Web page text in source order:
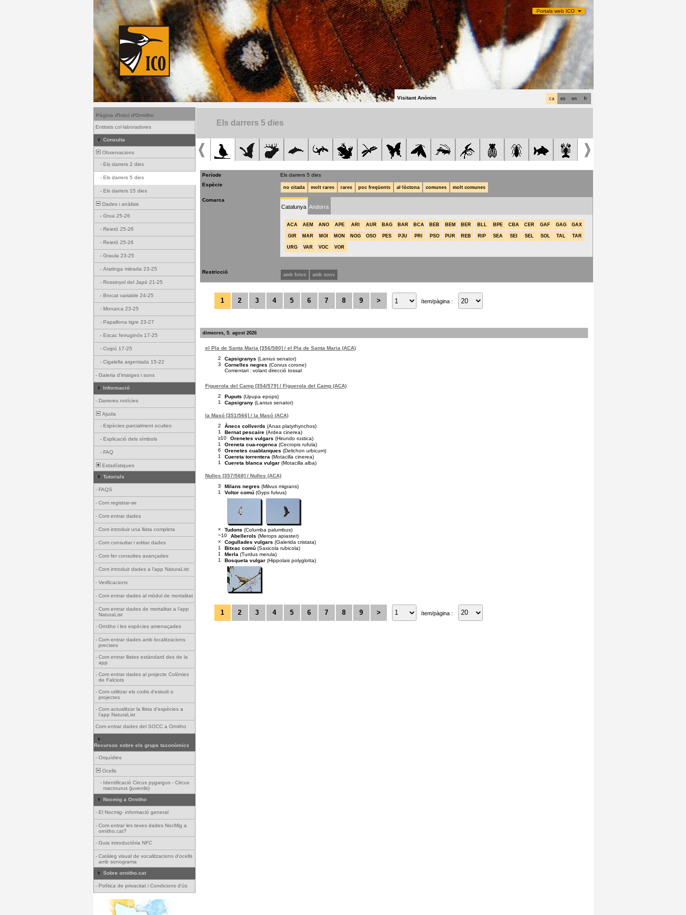
Portals web ICO
fr
en
es
ca
Visitant Anònim
Pàgina d'inici d'Ornitho
Entitats col·laboradores
Consulta
Observacions
- Els darrers 2 dies
- Els darrers 5 dies
- Els darrers 15 dies
Dades i anàlisis
- Grua 25-26
- Reietó 25-26
- Reietó 25-26
- Graula 23-25
- Aratinga mitrada 23-25
- Rossinyol del Japó 21-25
- Brocat variable 24-25
- Monarca 23-25
- Papallona tigre 23-27
- Escac ferruginós 17-25
- Coipú 17-25
- Cigalella argentada 15-22
- Galeria d'imatges i sons
Informació
- Darreres notícies
Ajuda
- Espècies parcialment ocultes
- Explicació dels símbols
- FAQ
Estadístiques
Tutorials
- FAQS
- Com registrar-se
- Com entrar dades
- Com introduir una llista completa
- Com consultar i editar dades
- Com fer consultes avançades
- Com introduir dades a l'app NaturaList
- Verificacions
- Com entrar dades al mòdul de mortalitat
- Com entrar dades de mortalitat a l'app
NaturaList
- Ornitho i les espècies amenaçades
- Com entrar dades amb localitzacions
precises
- Com entrar llistes estàndard des de la
app
- Com entrar dades al projecte Colònies
de Falciots
- Com utilitzar els codis d'estudi o
projectes
- Com actualitzar la llista d'espècies a
l'app NaturaList
Com entrar dades del SOCC a Ornitho
Recursos sobre els grups taxonòmics
- Orquídies
Ocells
- Identificació Circus pygargus - Circus
macrourus (juvenils)
Nocmig a Ornitho
- El Nocmig- informació general
- Com entrar les teves dades NocMig a
ornitho.cat?
- Guia introductòria NFC
- Catàleg visual de vocalitzacions d'ocells
amb sonograma
Sobre ornitho.cat
- Política de privacitat i Condicions d'ús
Els darrers 5 dies
Període
Els darrers 5 dies
Espècie
no citada molt rares rares poc freqüents al·lòctona comunes molt comunes
Comarca
Catalunya Andorra
ACA AEM ANO APE ARI AUR BAG BAR BCA BEB BEM BER BLL BPE CBA CER GAF GAG GAX
GIR MAR MOI MON NOG OSO PES PJU PRI PSO PUR REB RIP SEA SEI SEL SOL TAL TAR
URG VAR VOC VOR
Restricció amb fotos amb sons
1 2 3 4 5 6 7 8 9 > ítem/pàgina :
dimecres, 5. agost 2026
el Pla de Santa Maria [356/580] / el Pla de Santa Maria (ACA)
2
Capsigranys (Lanius senator)
3
Cornelles negres (Corvus corone)
Comentari : volant direcció tossal
Figuerola del Camp [354/579] / Figuerola del Camp (ACA)
2
Puputs (Upupa epops)
1
Capsigrany (Lanius senator)
la Masó [351/566] / la Masó (ACA)
2
Ànecs collverds (Anas platyrhynchos)
1
Bernat pescaire (Ardea cinerea)
≥10
Orenetes vulgars (Hirundo rustica)
1
Oreneta cua-rogenca (Cecropis rufula)
6
Orenetes cuablanques (Delichon urbicum)
1
Cuereta torrentera (Motacilla cinerea)
1
Cuereta blanca vulgar (Motacilla alba)
Nulles [357/568] / Nulles (ACA)
3
Milans negres (Milvus migrans)
1
Voltor comú (Gyps fulvus)
× Tudons (Columba palumbus)
~10
Abellerols (Merops apiaster)
×
Cogullades vulgars (Galerida cristata)
1
Bitxac comú (Saxicola rubicola)
1
Merla (Turdus merula)
1
Bosqueta vulgar (Hippolais polyglotta)
1 2 3 4 5 6 7 8 9 > ítem/pàgina :